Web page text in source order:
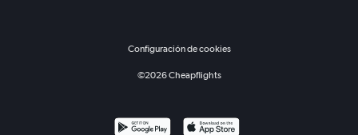
Configuración de cookies
©2026Cheapflights